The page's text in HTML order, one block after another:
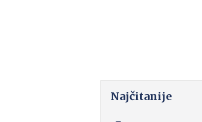
Najčitanije